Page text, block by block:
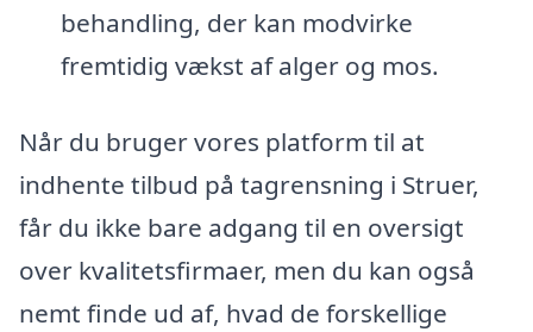
behandling, der kan modvirke
fremtidig vækst af alger og mos.
Når du bruger vores platform til at
indhente tilbud på tagrensning i Struer,
får du ikke bare adgang til en oversigt
over kvalitetsfirmaer, men du kan også
nemt finde ud af, hvad de forskellige